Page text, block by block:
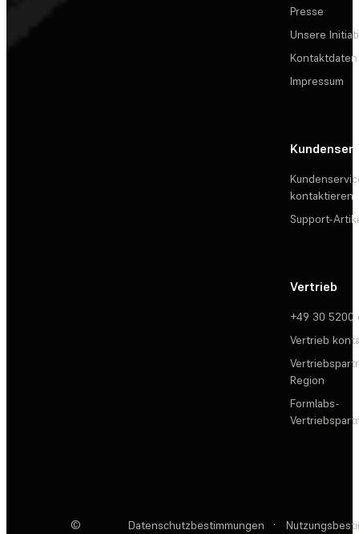
Presse
Unsere
Kontaktdaten
Impressum
kontaktieren
Support-
Vertrieb
+49 30 5200
Vertrieb
Region
Formlabs-
©
Datenschutzbestimmungen ·